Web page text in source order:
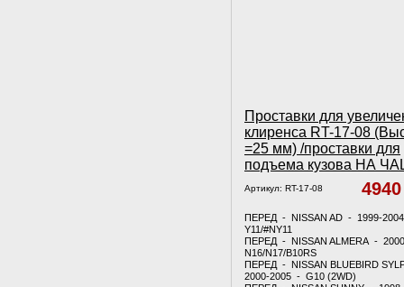
Проставки для
клиренса RT-17-08
=25 мм) /проставки для
подъема кузова НА
Артикул: RT-17-08
ПЕРЕД - NISSAN AD - 1999-
Y11/#NY11
ПЕРЕД - NISSAN ALMERA -
N16/N17/B10RS
ПЕРЕД - NISSAN BLUEBIRD
2000-2005 - G10 (2WD)